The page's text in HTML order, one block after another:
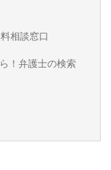
相談窓口
！弁護士の検索